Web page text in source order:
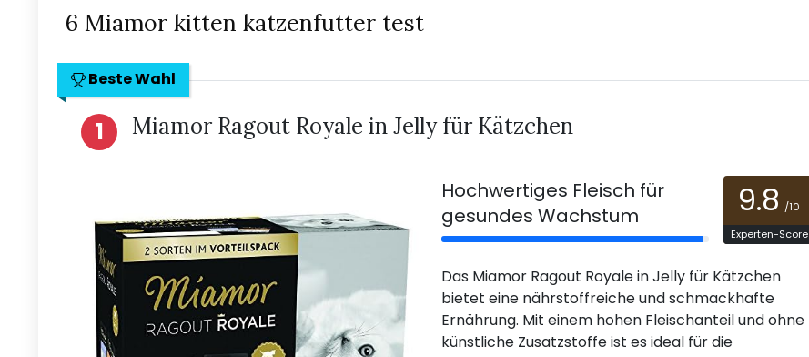
6 Miamor kitten katzenfutter test
Beste Wahl
1 Miamor Ragout Royale in Jelly für Kätzchen
Hochwertiges Fleisch für
gesundes Wachstum
9.8 /10
Experten-Score
Das Miamor Ragout Royale in Jelly für Kätzchen
bietet eine nährstoffreiche und schmackhafte
Ernährung. Mit einem hohen Fleischanteil und ohne
künstliche Zusatzstoffe ist es ideal für die